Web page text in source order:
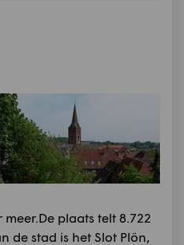
plaats telt 8.722
de stad is het Slot Plön,